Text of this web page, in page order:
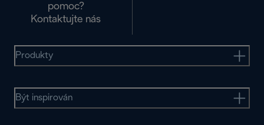
pomoc?
Kontaktujte nás
Produkty
Být inspirován